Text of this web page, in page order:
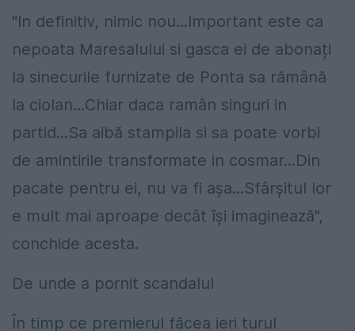
"In definitiv, nimic nou...Important este ca
nepoata Maresalului si gasca ei de abonați
la sinecurile furnizate de Ponta sa rămână
la ciolan...Chiar daca ramân singuri in
partid...Sa aibă stampila si sa poate vorbi
de amintirile transformate in cosmar...Din
pacate pentru ei, nu va fi așa...Sfârșitul lor
e mult mai aproape decât își imaginează",
conchide acesta.
De unde a pornit scandalul
În timp ce premierul făcea ieri turul